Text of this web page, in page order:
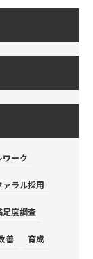
ワーク
ァラル採用
足度調査
善 育成